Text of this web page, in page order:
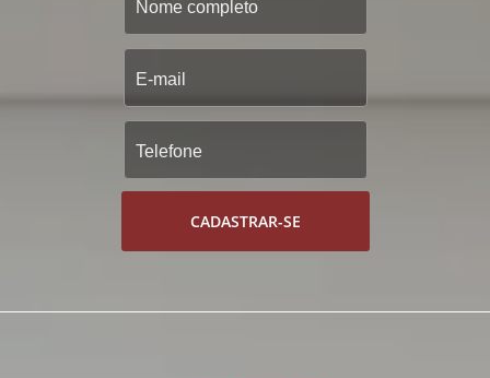
CADASTRAR-SE